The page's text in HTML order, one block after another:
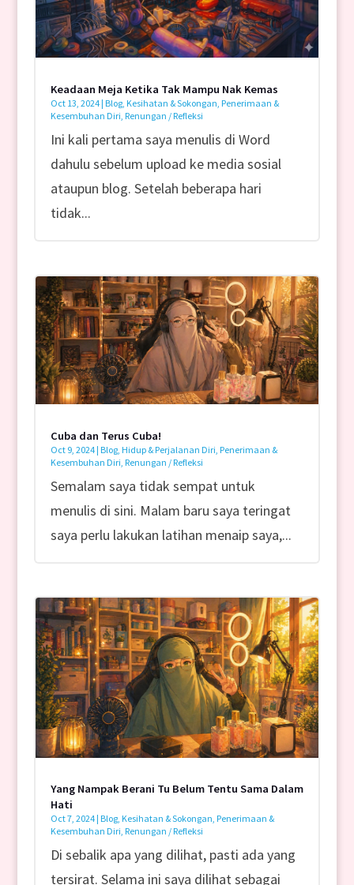
Keadaan Meja Ketika Tak Mampu Nak Kemas
Oct 13, 2024| Blog, Kesihatan & Sokongan, Penerimaan &
Kesembuhan Diri, Renungan / Refleksi
Ini kali pertama saya menulis di Word
dahulu sebelum upload ke media sosial
ataupun blog. Setelah beberapa hari
tidak...
Cuba dan Terus Cuba!
Oct 9, 2024| Blog, Hidup & Perjalanan Diri Penerimaan &
Kesembuhan Diri Renungan / Refleksi
Semalam saya tidak sempat untuk
menulis di sini. Malam baru saya teringat
saya perlu lakukan latihan menaip saya,...
Yang Nampak Berani Tu Belum Tentu Sama Dalam
Hati
Oct 7, 2024| Blog, Kesihatan & Sokongan, Penerimaan &
Kesembuhan Diri, Renungan / Refleksi
Di sebalik apa yang dilihat, pasti ada yang
tersirat. Selama ini saya dilihat sebagai